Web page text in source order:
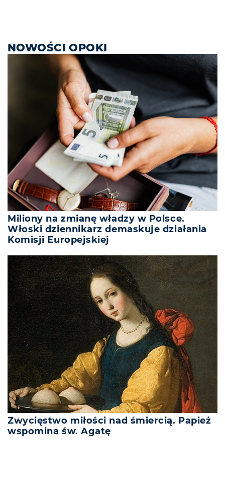
NOWOŚCI OPOKI
Miliony na zmianę władzy w Polsce.
Włoski dziennikarz demaskuje działania
Komisji Europejskiej
Zwycięstwo miłości nad śmiercią. Papież
wspomina św. Agatę